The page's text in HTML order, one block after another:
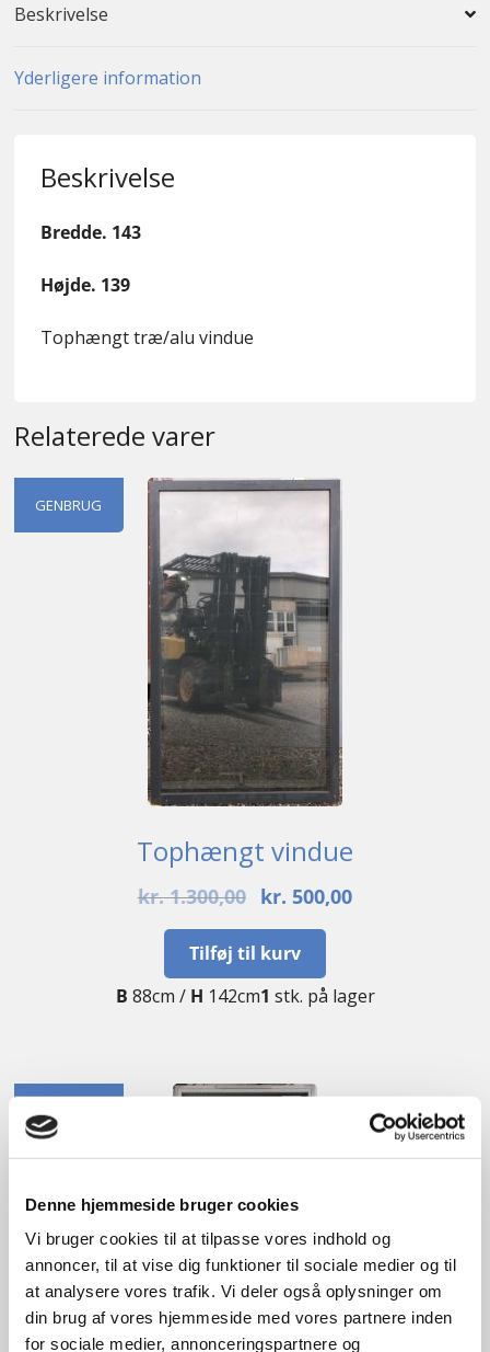
Denne hjemmeside bruger cookies
Vi bruger cookies til at tilpasse vores indhold og
annoncer, til at vise dig funktioner til sociale medier og til
at analysere vores trafik. Vi deler også oplysninger om
din brug af vores hjemmeside med vores partnere inden
for sociale medier, annonceringspartnere og
Beskrivelse
Yderligere information
Beskrivelse
Bredde. 143
Højde. 139
Tophængt træ/alu vindue
Relaterede varer
GENBRUG
Tophængt vindue
kr.1.300,00
Den
pris
var:
kr. 1.300,00.
kr. 500,00Den
kr. 500,00.
Tilføj til kurv
B 88cm / H 142cm1 stk. på lager
UBRUGT